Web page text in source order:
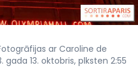
ar Caroline de
gada 13. oktobris, plksten 2:55